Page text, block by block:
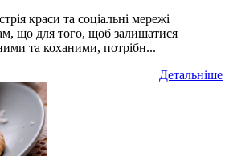
краси та соціальні мережі
що для того, щоб залишатися
та коханими, потрібн...
Детальніше